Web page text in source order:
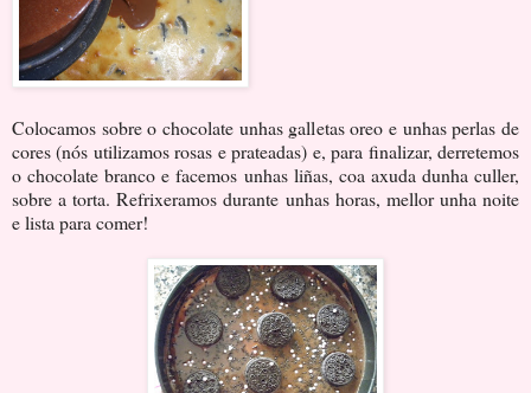
Colocamos sobre o chocolate unhas galletas oreo e unhas perlas de
cores (nós utilizamos rosas e prateadas) e, para finalizar, derretemos
o chocolate branco e facemos unhas liñas, coa axuda dunha culler,
sobre a torta. Refrixeramos durante unhas horas, mellor unha noite
e lista para comer!